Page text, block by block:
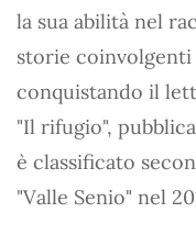
la sua abilità nel
storie
conquistando il
"Il rifugio",
è classificato
"Valle Senio" nel